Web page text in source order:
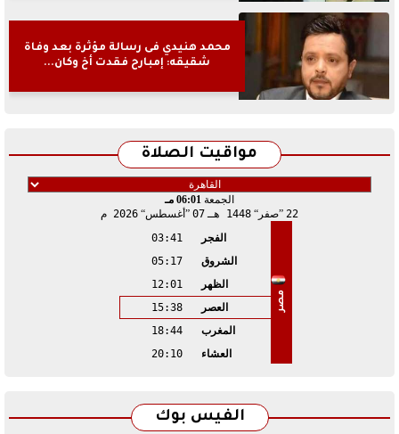
محمد هنيدي فى رسالة مؤثرة بعد وفاة
شقيقه: إمبارح فقدت أخ وكان...
مواقيت الصلاة
الجمعة 06:01 مـ
22 صفر 1448 هـ 07 أغسطس 2026 م
مصر
الفجر
03:41
الشروق
05:17
الظهر
12:01
العصر
15:38
المغرب
18:44
العشاء
20:10
الفيس بوك